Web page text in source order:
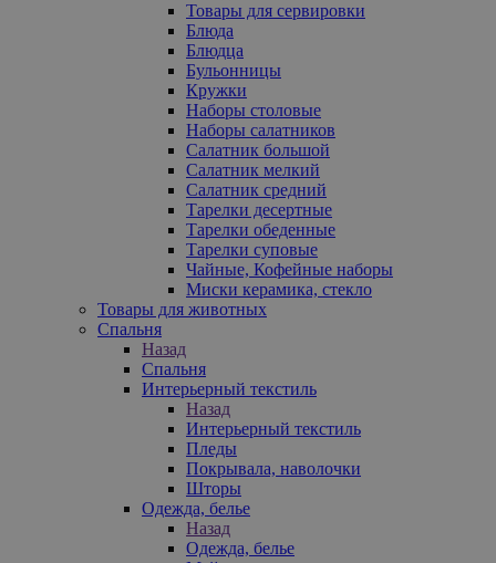
Товары для сервировки
Блюда
Блюдца
Бульонницы
Кружки
Наборы столовые
Наборы салатников
Салатник большой
Салатник мелкий
Салатник средний
Тарелки десертные
Тарелки обеденные
Тарелки суповые
Чайные, Кофейные наборы
Миски керамика, стекло
Товары для животных
Спальня
Назад
Спальня
Интерьерный текстиль
Назад
Интерьерный текстиль
Пледы
Покрывала, наволочки
Шторы
Одежда, белье
Назад
Одежда, белье